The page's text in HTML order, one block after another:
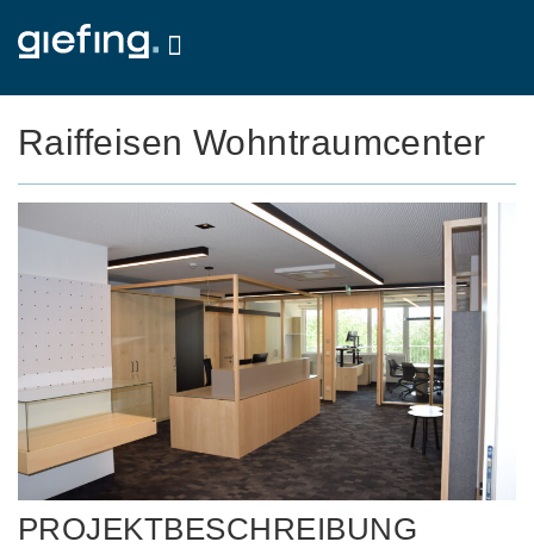
Raiffeisen Wohntraumcenter
PROJEKTBESCHREIBUNG